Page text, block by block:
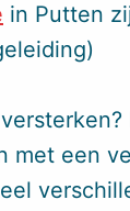
in Putten
met een